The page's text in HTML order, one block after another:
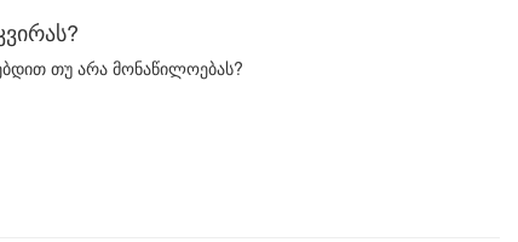
თუ არა მონაწილოებას?